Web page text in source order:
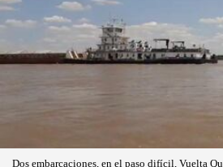
Dos embarcaciones, en el paso difícil, Vuelta